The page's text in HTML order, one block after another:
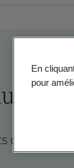
de
En
pour